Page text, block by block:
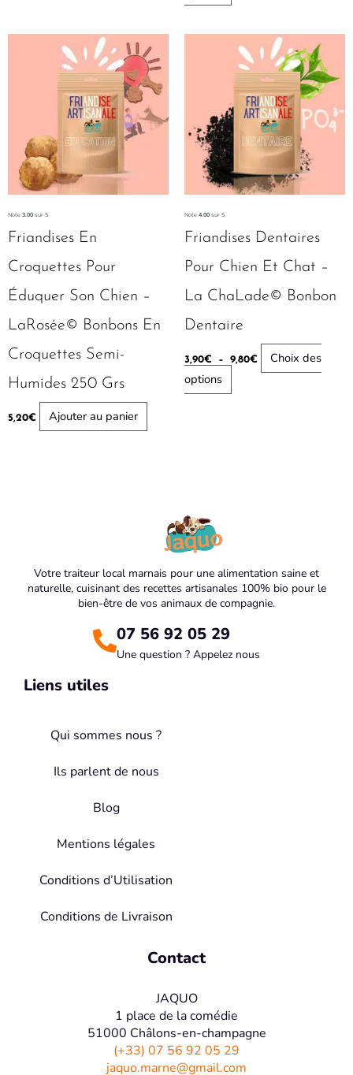
Note 3.00 sur 5
Friandises En
Croquettes Pour
Éduquer Son Chien –
LaRosée© Bonbons En
Croquettes Semi-
Humides 250 Grs
5,20€ Ajouter au panier
Note 4.00 sur 5
Friandises Dentaires
Pour Chien Et Chat –
La ChaLade© Bonbon
Dentaire
3,90€ – 9,80€
Plage
prix :
3,90€
à
9,80€
Choix des
options
Ce
produit
a
plusieurs
variations.
Les
options
peuvent
choisies
sur
page
du
produit
Votre traiteur local marnais pour une alimentation saine et
naturelle, cuisinant des recettes artisanales 100% bio pour le
bien-être de vos animaux de compagnie.
07 56 92 05 29
Une question ? Appelez nous
Liens utiles
Qui sommes nous ?
Ils parlent de nous
Blog
Mentions légales
Conditions d’Utilisation
Conditions de Livraison
Contact
JAQUO
1 place de la comédie
51000 Châlons-en-champagne
(+33) 07 56 92 05 29
jaquo.marne@gmail.com